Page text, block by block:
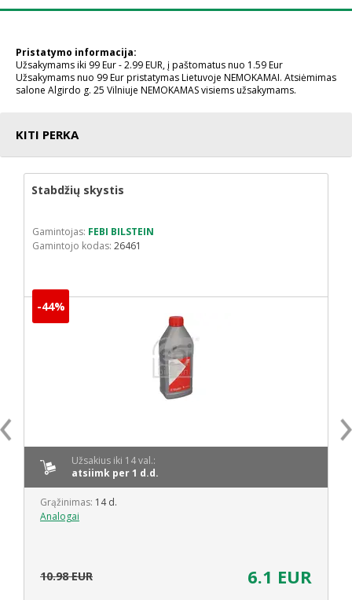
Pristatymo informacija:
Užsakymams iki 99 Eur - 2.99 EUR, į paštomatus nuo 1.59 Eur
Užsakymams nuo 99 Eur pristatymas Lietuvoje NEMOKAMAI. Atsiėmimas
salone Algirdo g. 25 Vilniuje NEMOKAMAS visiems užsakymams.
KITI PERKA
Stabdžių skystis
Gamintojas: FEBI BILSTEIN
Gamintojo kodas: 26461
-44%
Užsakius iki 14 val.:
atsiimk per 1 d.d.
Grąžinimas: 14 d.
Analogai
10.98 EUR 6.1 EUR